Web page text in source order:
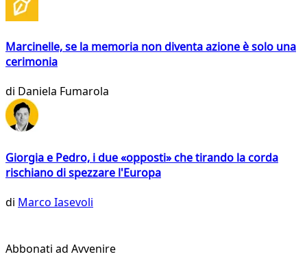
Marcinelle, se la memoria non diventa azione è solo una
cerimonia
di Daniela Fumarola
Giorgia e Pedro, i due «opposti» che tirando la corda
rischiano di spezzare l'Europa
di Marco Iasevoli
Abbonati ad Avvenire